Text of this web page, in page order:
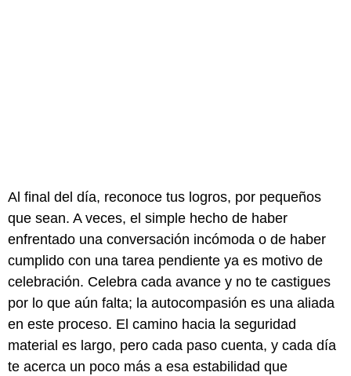
Al final del día, reconoce tus logros, por pequeños
que sean. A veces, el simple hecho de haber
enfrentado una conversación incómoda o de haber
cumplido con una tarea pendiente ya es motivo de
celebración. Celebra cada avance y no te castigues
por lo que aún falta; la autocompasión es una aliada
en este proceso. El camino hacia la seguridad
material es largo, pero cada paso cuenta, y cada día
te acerca un poco más a esa estabilidad que